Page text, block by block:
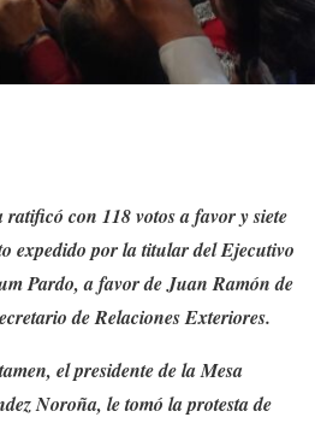
con 118 votos a favor y siete
expedido por la titular del Ejecutivo
Pardo, a favor de Juan Ramón de
de Relaciones Exteriores.
el presidente de la Mesa
Noroña, le tomó la protesta de